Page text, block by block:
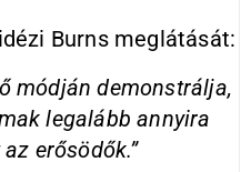
Burns meglátását:
módján demonstrálja,
legalább annyira
erősödők.”